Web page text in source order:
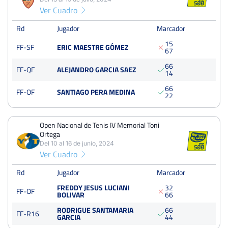
Open Nacional de Tenis IV Memorial Toni Ortega
Del 12 al 18 de junio, 2023
Final
Tierra
Ver Cuadro
Rd Jugador
Marcador
FF-SF
ERIC MAESTRE GÓMEZ 1
6
5
7
FF-QF
ALEJANDRO GARCIA SAEZ 6
1
6
4
FF-OF
SANTIAGO PERA MEDINA 6
2
6
2
Open Nacional de Tenis IV Memorial Toni
Ortega
Del 10 al 16 de junio, 2024
Ver Cuadro
Rd Jugador
Marcador
FF-OF
FREDDY JESUS LUCIANI
BOLIVAR
3
6
2
6
FF-R16
RODRIGUE SANTAMARIA
GARCIA
6
4
6
4